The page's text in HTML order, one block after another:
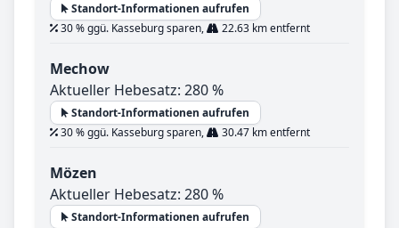
Standort-Informationen aufrufen
30 % ggü. Kasseburg sparen,
22.63 km entfernt
Mechow
Aktueller Hebesatz: 280 %
Standort-Informationen aufrufen
30 % ggü. Kasseburg sparen,
30.47 km entfernt
Mözen
Aktueller Hebesatz: 280 %
Standort-Informationen aufrufen